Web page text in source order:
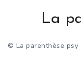
La
© La parenthèse